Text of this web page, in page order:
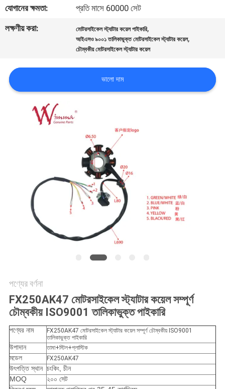
উদ্ধৃতি
অনুরোধ
সাইটম্যাপ
গোপনীয়তা
যোগানের ক্ষমতা:
প্রতি মাসে 60000 সেট
লক্ষণীয় করা:
মোটরসাইকেল স্ট্যাটার কয়েল পাইকারি,
আইএসও ৯০০১ তালিকাভুক্ত মোটরসাইকেল স্ট্যাটার কয়েল,
চৌম্বকীয় মোটরসাইকেল স্ট্যাটার কয়েল
ভালো দাম
পণ্যের বর্ণনা
FX250AK47 মোটরসাইকেল স্ট্যাটার কয়েল সম্পূর্ণ
চৌম্বকীয় ISO9001 তালিকাভুক্ত পাইকারি
পণ্যের নাম
FX250AK47 মোটরসাইকেল স্ট্যাটার কয়েল সম্পূর্ণ চৌম্বকীয় ISO9001
তালিকাভুক্ত পাইকারি
উপাদান তামা+স্টিল+প্লাস্টিক
মডেল FX250AK47
উৎপত্তি স্থান চংকিং, চীন
MOQ
২০০ সেট